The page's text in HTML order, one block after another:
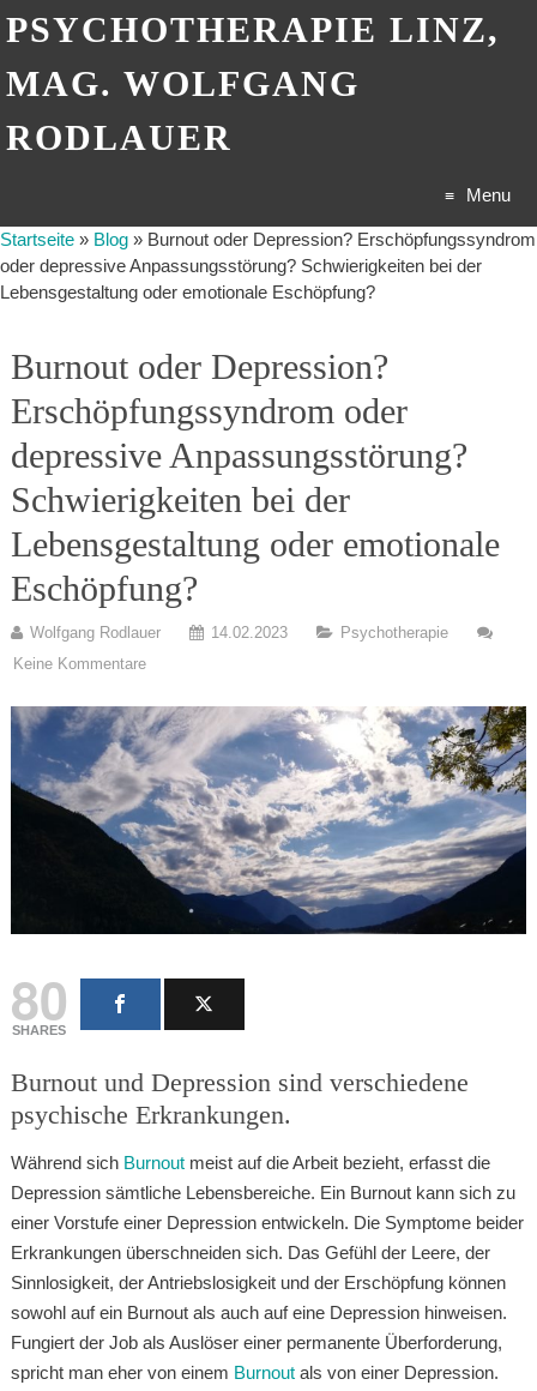
PSYCHOTHERAPIE LINZ,
MAG. WOLFGANG
RODLAUER
Menu
Skip
Startseite » Blog » Burnout oder Depression? Erschöpfungssyndrom
oder depressive Anpassungsstörung? Schwierigkeiten bei der
Lebensgestaltung oder emotionale Eschöpfung?
Burnout oder Depression?
Erschöpfungssyndrom oder
depressive Anpassungsstörung?
Schwierigkeiten bei der
Lebensgestaltung oder emotionale
Eschöpfung?
Wolfgang Rodlauer 14.02.2023
Psychotherapie
Keine Kommentare
80
SHARES
Burnout und Depression sind verschiedene
psychische Erkrankungen.
Während sich Burnoutmeist auf die Arbeit bezieht, erfasst die
Depression sämtliche Lebensbereiche. Ein Burnout kann sich zu
einer Vorstufe einer Depression entwickeln. Die Symptome beider
Erkrankungen überschneiden sich. Das Gefühl der Leere, der
Sinnlosigkeit, der Antriebslosigkeit und der Erschöpfung können
sowohl auf ein Burnout als auch auf eine Depression hinweisen.
Fungiert der Job als Auslöser einer permanente Überforderung,
spricht man eher von einem Burnoutals von einer Depression.